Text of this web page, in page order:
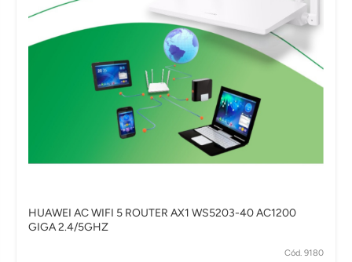
HUAWEI AC WIFI 5 ROUTER AX1 WS5203-40 AC1200
GIGA 2.4/5GHZ
Cód. 9180